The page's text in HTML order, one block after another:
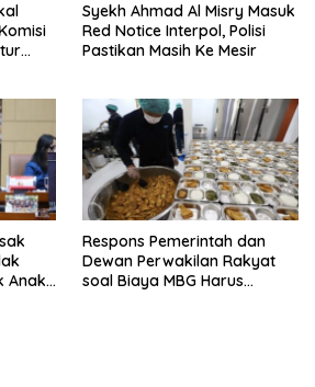
Syekh Ahmad Al Misry Masuk
Red Notice Interpol, Polisi
Pastikan Masih Ke Mesir
Anak
Respons Pemerintah dan
Dewan Perwakilan Rakyat
soal Biaya MBG Harus